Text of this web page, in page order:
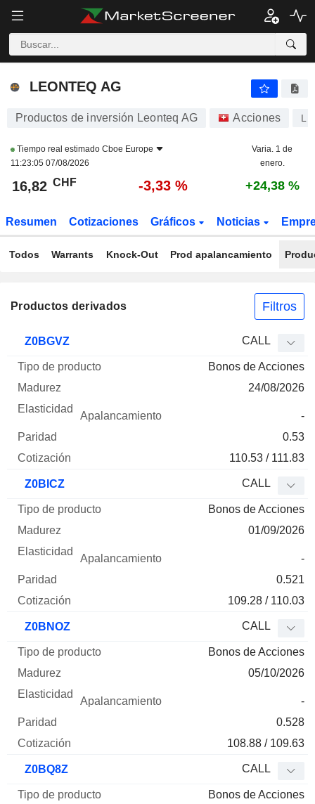
LEONTEQ AG
LEONTEQ AG
Productos de inversión Leonteq AG Acciones
Tiempo real estimado Cboe Europe
11:23:05 07/08/2026
Varia. 1 de
enero.
16,82 CHF -3,33 % +24,38 %
Resumen Cotizaciones Gráficos Noticias
Todos Warrants Knock-Out Prod apalancamiento
Productos derivados Filtros
Z0BGVZ CALL
Bonos de Acciones
24/08/2026
-
0.53
110.53 / 111.83
Z0BICZ CALL
Bonos de Acciones
01/09/2026
-
0.521
109.28 / 110.03
Z0BNOZ CALL
Bonos de Acciones
05/10/2026
-
0.528
108.88 / 109.63
Z0BQ8Z CALL
Bonos de Acciones